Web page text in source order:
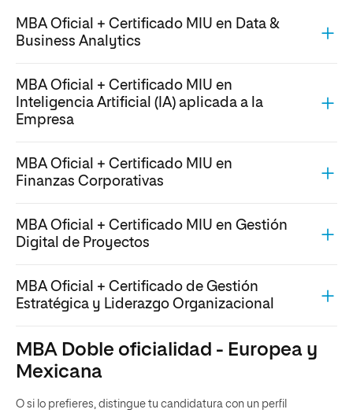
MBA Oficial + Certificado MIU en Data &
Business Analytics
MBA Oficial + Certificado MIU en
Inteligencia Artificial (IA) aplicada a la
Empresa
MBA Oficial + Certificado MIU en
Finanzas Corporativas
MBA Oficial + Certificado MIU en Gestión
Digital de Proyectos
MBA Oficial + Certificado de Gestión
Estratégica y Liderazgo Organizacional
MBA Doble oficialidad - Europea y
Mexicana
O si lo prefieres, distingue tu candidatura con un perfil